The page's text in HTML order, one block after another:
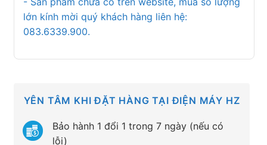
lớn kính mời quý khách hàng liên hệ:
083.6339.900.
YÊN TÂM KHI ĐẶT HÀNG TẠI ĐIỆN MÁY HZ
Bảo hành 1 đổi 1 trong 7 ngày (nếu có
lỗi)